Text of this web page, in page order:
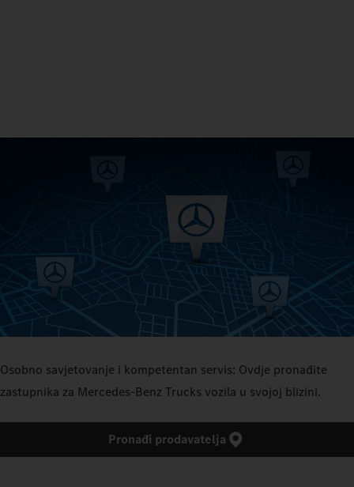
Osobno savjetovanje i kompetentan servis: Ovdje pronađite
zastupnika za Mercedes‑Benz Trucks vozila u svojoj blizini.
Pronađi prodavatelja